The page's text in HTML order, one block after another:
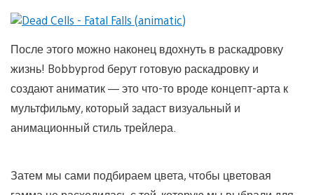
После этого можно наконец вдохнуть в раскадровку
жизнь! Bobbyprod берут готовую раскадровку и
создают аниматик — это что-то вроде концепт-арта к
мультфильму, который задаст визуальный и
анимационный стиль трейлера.
Затем мы сами подбираем цвета, чтобы цветовая